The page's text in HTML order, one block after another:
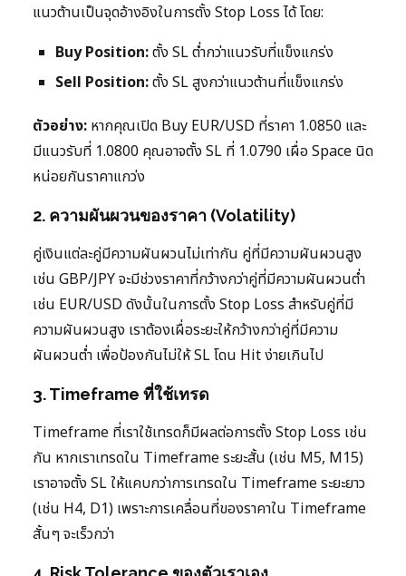
แนวต้านเป็นจุดอ้างอิงในการตั้ง Stop Loss ได้ โดย:
Buy Position:ตั้ง SL ต่ำกว่าแนวรับที่แข็งแกร่ง
Sell Position:ตั้ง SL สูงกว่าแนวต้านที่แข็งแกร่ง
ตัวอย่าง: หากคุณเปิด Buy EUR/USD ที่ราคา 1.0850 และ
มีแนวรับที่ 1.0800 คุณอาจตั้ง SL ที่ 1.0790 เผื่อ Space นิด
หน่อยกันราคาแกว่ง
2. ความผันผวนของราคา (Volatility)
คู่เงินแต่ละคู่มีความผันผวนไม่เท่ากัน คู่ที่มีความผันผวนสูง
เช่น GBP/JPY จะมีช่วงราคาที่กว้างกว่าคู่ที่มีความผันผวนต่ำ
เช่น EUR/USD ดังนั้นในการตั้ง Stop Loss สำหรับคู่ที่มี
ความผันผวนสูง เราต้องเผื่อระยะให้กว้างกว่าคู่ที่มีความ
ผันผวนต่ำ เพื่อป้องกันไม่ให้ SL โดน Hit ง่ายเกินไป
3. Timeframe ที่ใช้เทรด
Timeframe ที่เราใช้เทรดก็มีผลต่อการตั้ง Stop Loss เช่น
กัน หากเราเทรดใน Timeframe ระยะสั้น (เช่น M5, M15)
เราอาจตั้ง SL ให้แคบกว่าการเทรดใน Timeframe ระยะยาว
(เช่น H4, D1) เพราะการเคลื่อนที่ของราคาใน Timeframe
สั้นๆ จะเร็วกว่า